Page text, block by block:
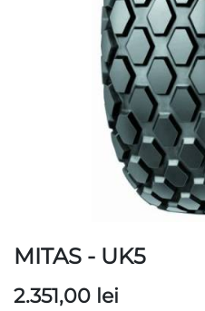
MITAS - UK5
2.351,00 lei